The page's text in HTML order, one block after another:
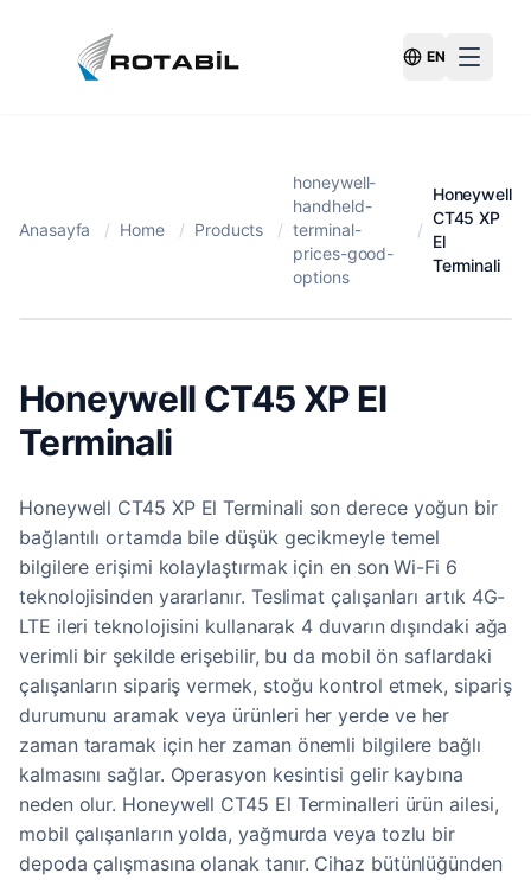
Switch
EN
Anasayfa / Home / Products /
honeywell-
handheld-
terminal-
prices-good-
options
/
Honeywell
CT45 XP
El
Terminali
Honeywell CT45 XP El
Terminali
Honeywell CT45 XP El Terminali son derece yoğun bir
bağlantılı ortamda bile düşük gecikmeyle temel
bilgilere erişimi kolaylaştırmak için en son Wi-Fi 6
teknolojisinden yararlanır. Teslimat çalışanları artık 4G-
LTE ileri teknolojisini kullanarak 4 duvarın dışındaki ağa
verimli bir şekilde erişebilir, bu da mobil ön saflardaki
çalışanların sipariş vermek, stoğu kontrol etmek, sipariş
durumunu aramak veya ürünleri her yerde ve her
zaman taramak için her zaman önemli bilgilere bağlı
kalmasını sağlar. Operasyon kesintisi gelir kaybına
neden olur. Honeywell CT45 El Terminalleri ürün ailesi,
mobil çalışanların yolda, yağmurda veya tozlu bir
depoda çalışmasına olanak tanır. Cihaz bütünlüğünden